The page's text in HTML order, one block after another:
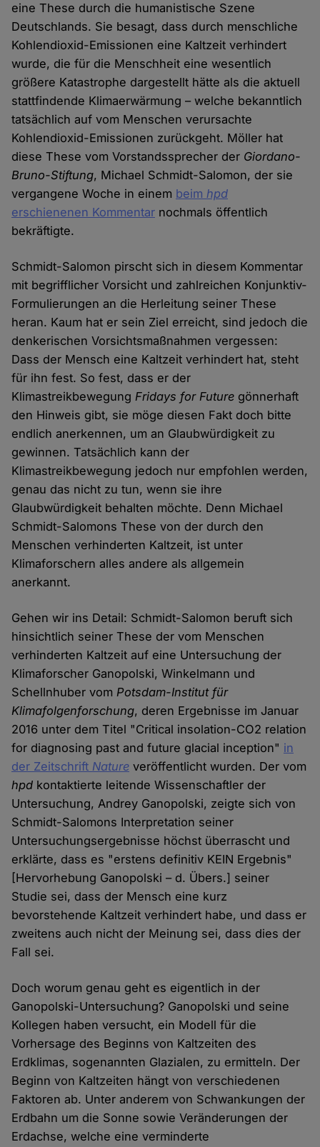
eine These durch die humanistische Szene
Deutschlands. Sie besagt, dass durch menschliche
Kohlendioxid-Emissionen eine Kaltzeit verhindert
wurde, die für die Menschheit eine wesentlich
größere Katastrophe dargestellt hätte als die aktuell
stattfindende Klimaerwärmung – welche bekanntlich
tatsächlich auf vom Menschen verursachte
Kohlendioxid-Emissionen zurückgeht. Möller hat
diese These vom Vorstandssprecher der Giordano-
Bruno-Stiftung, Michael Schmidt-Salomon, der sie
vergangene Woche in einem beimhpd
erschienenen Kommentar nochmals öffentlich
bekräftigte.
Schmidt-Salomon pirscht sich in diesem Kommentar
mit begrifflicher Vorsicht und zahlreichen Konjunktiv-
Formulierungen an die Herleitung seiner These
heran. Kaum hat er sein Ziel erreicht, sind jedoch die
denkerischen Vorsichtsmaßnahmen vergessen:
Dass der Mensch eine Kaltzeit verhindert hat, steht
für ihn fest. So fest, dass er der
KlimastreikbewegungFridays for Future gönnerhaft
den Hinweis gibt, sie möge diesen Fakt doch bitte
endlich anerkennen, um an Glaubwürdigkeit zu
gewinnen. Tatsächlich kann der
Klimastreikbewegung jedoch nur empfohlen werden,
genau das nicht zu tun, wenn sie ihre
Glaubwürdigkeit behalten möchte. Denn Michael
Schmidt-Salomons These von der durch den
Menschen verhinderten Kaltzeit, ist unter
Klimaforschern alles andere als allgemein
anerkannt.
Gehen wir ins Detail: Schmidt-Salomon beruft sich
hinsichtlich seiner These der vom Menschen
verhinderten Kaltzeit auf eine Untersuchung der
Klimaforscher Ganopolski, Winkelmann und
Schellnhuber vomPotsdam-Institut für
Klimafolgenforschung, deren Ergebnisse im Januar
2016 unter dem Titel "Critical insolation-CO2 relation
for diagnosing past and future glacial inception" in
der Zeitschrift Nature veröffentlicht wurden. Der vom
hpd kontaktierte leitende Wissenschaftler der
Untersuchung, Andrey Ganopolski, zeigte sich von
Schmidt-Salomons Interpretation seiner
Untersuchungsergebnisse höchst überrascht und
erklärte, dass es "erstens definitiv KEIN Ergebnis"
[Hervorhebung Ganopolski – d. Übers.] seiner
Studie sei, dass der Mensch eine kurz
bevorstehende Kaltzeit verhindert habe, und dass er
zweitens auch nicht der Meinung sei, dass dies der
Fall sei.
Doch worum genau geht es eigentlich in der
Ganopolski-Untersuchung? Ganopolski und seine
Kollegen haben versucht, ein Modell für die
Vorhersage des Beginns von Kaltzeiten des
Erdklimas, sogenannten Glazialen, zu ermitteln. Der
Beginn von Kaltzeiten hängt von verschiedenen
Faktoren ab. Unter anderem von Schwankungen der
Erdbahn um die Sonne sowie Veränderungen der
Erdachse, welche eine verminderte